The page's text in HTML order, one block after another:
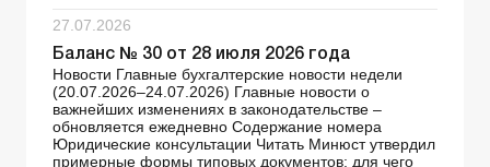
27.07.2026
Баланс № 30 от 28 июля 2026 года
Новости Главные бухгалтерские новости недели
(20.07.2026–24.07.2026) Главные новости о
важнейших изменениях в законодательстве –
обновляется ежедневно Содержание номера
Юридические консультации Читать Минюст утвердил
примерные формы типовых документов: для чего